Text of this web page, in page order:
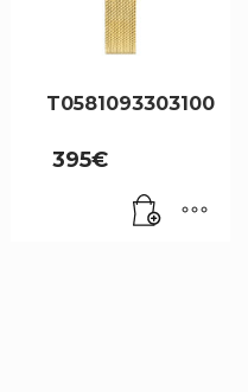
T0581093303100
395€